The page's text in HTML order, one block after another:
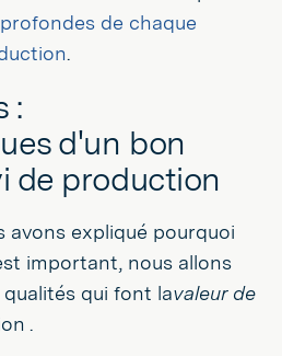
de chaque
.
:
d'un bon
de production
avons expliqué pourquoi
important, nous allons
qui font lavaleur de
.